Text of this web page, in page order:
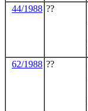
44/1988 ??
62/1988 ??